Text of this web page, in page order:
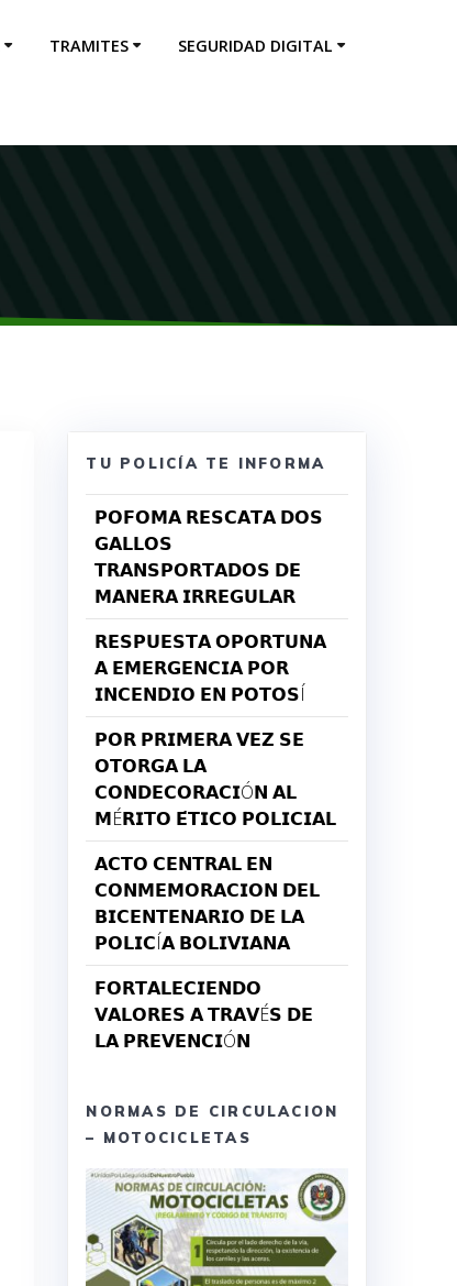
TRAMITES SEGURIDAD DIGITAL
TU POLICÍA TE INFORMA
𝗣𝗢𝗙𝗢𝗠𝗔 𝗥𝗘𝗦𝗖𝗔𝗧𝗔 𝗗𝗢𝗦
𝗚𝗔𝗟𝗟𝗢𝗦
𝗧𝗥𝗔𝗡𝗦𝗣𝗢𝗥𝗧𝗔𝗗𝗢𝗦 𝗗𝗘
𝗠𝗔𝗡𝗘𝗥𝗔 𝗜𝗥𝗥𝗘𝗚𝗨𝗟𝗔𝗥
𝗥𝗘𝗦𝗣𝗨𝗘𝗦𝗧𝗔 𝗢𝗣𝗢𝗥𝗧𝗨𝗡𝗔
𝗔 𝗘𝗠𝗘𝗥𝗚𝗘𝗡𝗖𝗜𝗔 𝗣𝗢𝗥
𝗜𝗡𝗖𝗘𝗡𝗗𝗜𝗢 𝗘𝗡 𝗣𝗢𝗧𝗢𝗦Í
𝗣𝗢𝗥 𝗣𝗥𝗜𝗠𝗘𝗥𝗔 𝗩𝗘𝗭 𝗦𝗘
𝗢𝗧𝗢𝗥𝗚𝗔 𝗟𝗔
𝗖𝗢𝗡𝗗𝗘𝗖𝗢𝗥𝗔𝗖𝗜Ó𝗡 𝗔𝗟
𝗠É𝗥𝗜𝗧𝗢 𝗘́𝗧𝗜𝗖𝗢 𝗣𝗢𝗟𝗜𝗖𝗜𝗔𝗟
𝗔𝗖𝗧𝗢 𝗖𝗘𝗡𝗧𝗥𝗔𝗟 𝗘𝗡
𝗖𝗢𝗡𝗠𝗘𝗠𝗢𝗥𝗔𝗖𝗜𝗢𝗡 𝗗𝗘𝗟
𝗕𝗜𝗖𝗘𝗡𝗧𝗘𝗡𝗔𝗥𝗜𝗢 𝗗𝗘 𝗟𝗔
𝗣𝗢𝗟𝗜𝗖Í𝗔 𝗕𝗢𝗟𝗜𝗩𝗜𝗔𝗡𝗔
𝗙𝗢𝗥𝗧𝗔𝗟𝗘𝗖𝗜𝗘𝗡𝗗𝗢
𝗩𝗔𝗟𝗢𝗥𝗘𝗦 𝗔 𝗧𝗥𝗔𝗩É𝗦 𝗗𝗘
𝗟𝗔 𝗣𝗥𝗘𝗩𝗘𝗡𝗖𝗜Ó𝗡
NORMAS DE CIRCULACION
– MOTOCICLETAS